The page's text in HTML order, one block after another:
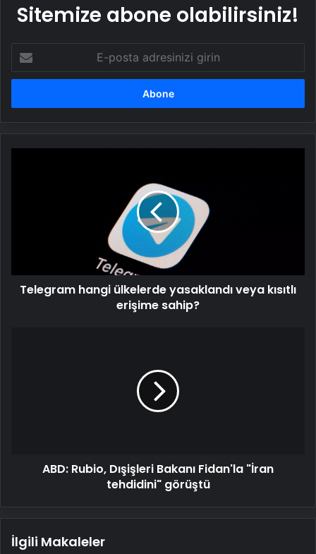
Sitemize abone olabilirsiniz!
posta
adresinizi
Telegram hangi ülkelerde yasaklandı veya kısıtlı
erişime sahip?
ABD: Rubio, Dışişleri Bakanı Fidan'la "İran
tehdidini" görüştü
İlgili Makaleler